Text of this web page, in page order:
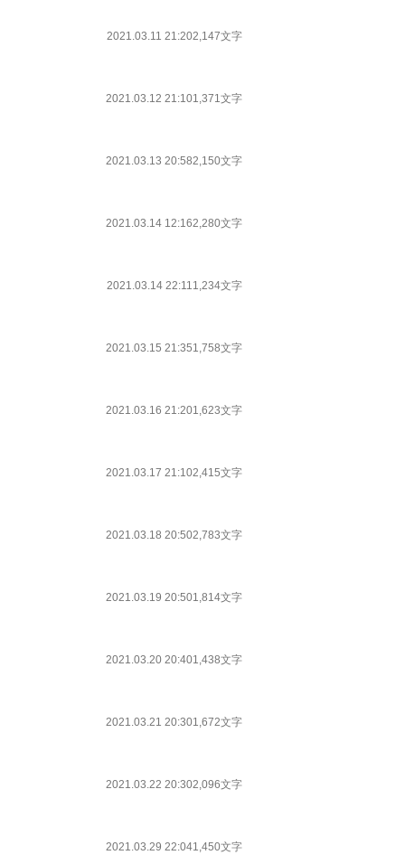
2021.03.11 21:202,147文字
2021.03.12 21:101,371文字
2021.03.13 20:582,150文字
2021.03.14 12:162,280文字
2021.03.14 22:111,234文字
2021.03.15 21:351,758文字
2021.03.16 21:201,623文字
2021.03.17 21:102,415文字
2021.03.18 20:502,783文字
2021.03.19 20:501,814文字
2021.03.20 20:401,438文字
2021.03.21 20:301,672文字
2021.03.22 20:302,096文字
2021.03.29 22:041,450文字